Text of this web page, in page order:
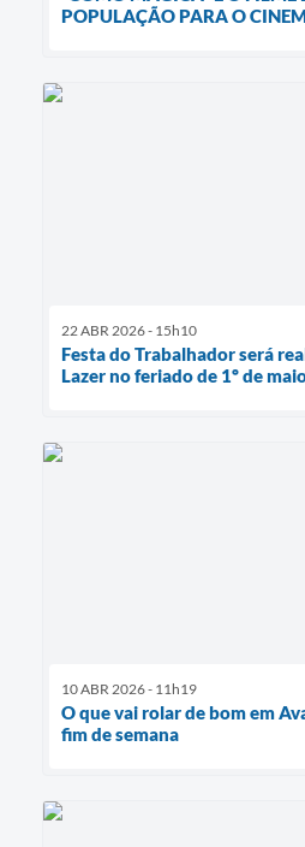
POPULAÇÃO PARA O
22 ABR 2026 - 15h10
Festa do Trabalhador será
Lazer no feriado de 1º de
10 ABR 2026 - 11h19
O que vai rolar de bom em
fim de semana